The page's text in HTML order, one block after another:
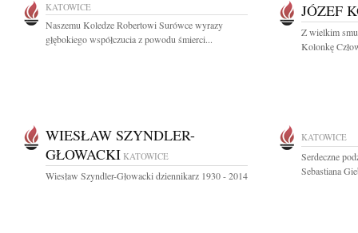
KATOWICE
Naszemu Koledze Robertowi Surówce wyrazy
głębokiego współczucia z powodu śmierci...
JÓZEF
Z wielkim
Kolonkę
WIESŁAW SZYNDLER-
GŁOWACKI KATOWICE
Wiesław Szyndler-Głowacki dziennikarz 1930 - 2014
KATOWICE
Serdeczne
Sebastiana